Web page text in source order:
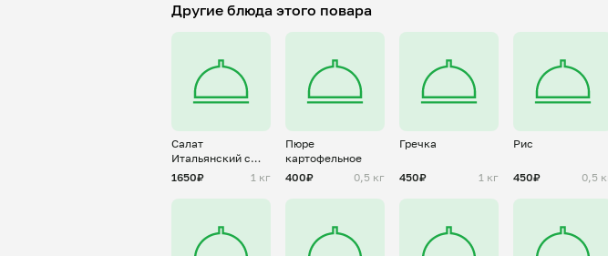
Другие блюда этого повара
Салат
Итальянский с
ветчиной и сыром
1650₽ 1 кг
Пюре
картофельное
400₽
0,5 кг
Гречка
450₽ 1 кг
Рис
450₽ 0,5